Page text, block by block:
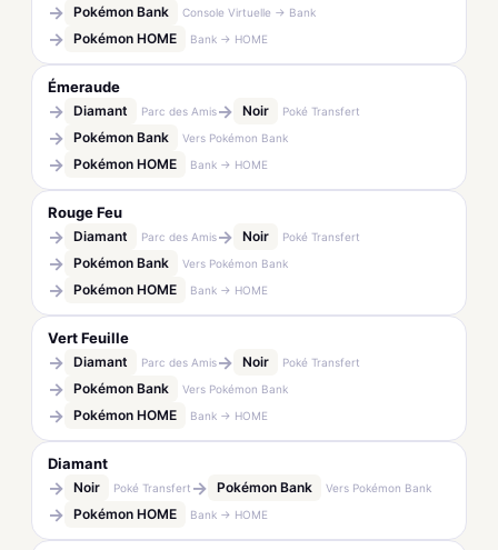
→ Pokémon Bank Console Virtuelle → Bank
→ Pokémon HOME Bank → HOME
Émeraude
→ Diamant Parc des Amis→ Noir Poké Transfert
→ Pokémon Bank Vers Pokémon Bank
→ Pokémon HOME Bank → HOME
Rouge Feu
→ Diamant Parc des Amis→ Noir Poké Transfert
→ Pokémon Bank Vers Pokémon Bank
→ Pokémon HOME Bank → HOME
Vert Feuille
→ Diamant Parc des Amis→ Noir Poké Transfert
→ Pokémon Bank Vers Pokémon Bank
→ Pokémon HOME Bank → HOME
Diamant
→ Noir Poké Transfert → Pokémon Bank Vers Pokémon Bank
→ Pokémon HOME Bank → HOME